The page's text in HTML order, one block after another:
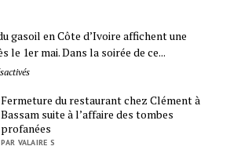
gasoil en Côte d’Ivoire affichent une
le 1er mai. Dans la soirée de ce...
Fermeture du restaurant chez Clément à
Bassam suite à l’affaire des tombes
profanées
PAR VALAIRE S